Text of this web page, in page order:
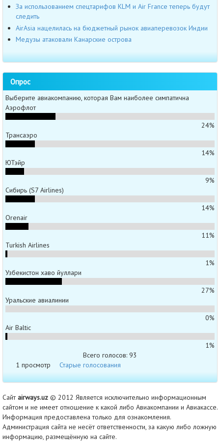
За использованием спецтарифов КLM и Air France теперь будут
следить
AirAsia нацелилась на бюджетный рынок авиаперевозок Индии
Медузы атаковали Канарские острова
Опрос
Выберите авиакомпанию, которая Вам наиболее симпатична
Аэрофлот
24%
Трансаэро
14%
ЮТэйр
9%
Сибирь (S7 Airlines)
14%
Orenair
11%
Turkish Airlines
1%
Узбекистон хаво йуллари
27%
Уральские авиалинии
0%
Air Baltic
1%
Всего голосов: 93
1 просмотр
Старые голосования
Сайтairways.uz © 2012 Является исключительно информационным
сайтом и не имеет отношение к какой либо Авиакомпании и Авиакассе.
Информация предоставлена только для ознакомления.
Администрация сайта не несёт ответственности, за какую либо ложную
информацию, размещённую на сайте.